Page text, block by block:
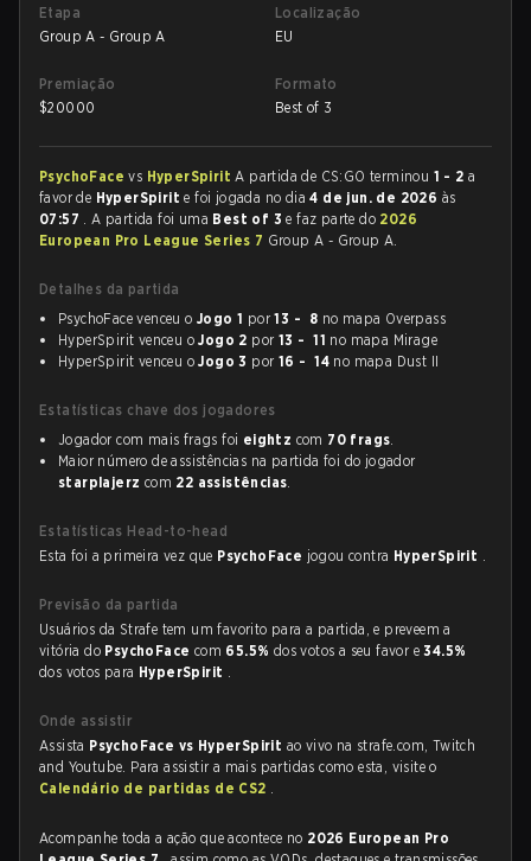
Etapa
Group A - Group A
Localização
EU
Premiação
$20000
Formato
Best of 3
PsychoFacevs HyperSpiritA partida de CS:GO terminou 1 - 2 a
favor de HyperSpirite foi jogada no dia4 de jun. de 2026 às
07:57 . A partida foi uma Best of 3e faz parte do 2026
European Pro League Series 7 Group A - Group A.
Detalhes da partida
PsychoFace venceu o Jogo 1 por13 - 8 no mapa Overpass
HyperSpirit venceu oJogo 2 por 13 - 11 no mapa Mirage
HyperSpirit venceu oJogo 3 por 16 - 14 no mapa Dust II
Estatísticas chave dos jogadores
Jogador com mais frags foi eightz com 70 frags.
Maior número de assistências na partida foi do jogador
starplajerz com 22 assistências.
Estatísticas Head-to-head
Esta foi a primeira vez que PsychoFace jogou contra HyperSpirit .
Previsão da partida
Usuários da Strafe tem um favorito para a partida, e preveem a
vitória do PsychoFace com 65.5% dos votos a seu favor e34.5%
dos votos para HyperSpirit .
Onde assistir
Assista PsychoFace vs HyperSpirit ao vivo na strafe.com, Twitch
and Youtube. Para assistir a mais partidas como esta, visite o
Calendário de partidas de CS2 .
Acompanhe toda a ação que acontece no 2026 European Pro